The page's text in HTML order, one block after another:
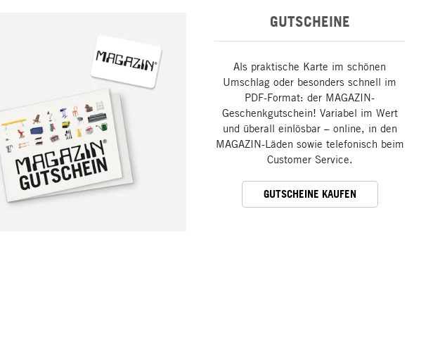
GUTSCHEINE
Als praktische Karte im schönen
Umschlag oder besonders schnell im
PDF-Format: der MAGAZIN-
Geschenkgutschein! Variabel im Wert
und überall einlösbar – online, in den
MAGAZIN-Läden sowie telefonisch beim
Customer Service.
GUTSCHEINE KAUFEN